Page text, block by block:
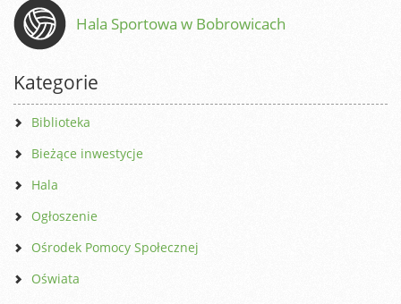
Hala Sportowa w Bobrowicach
Kategorie
Biblioteka
Bieżące inwestycje
Hala
Ogłoszenie
Ośrodek Pomocy Społecznej
Oświata